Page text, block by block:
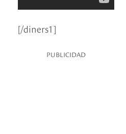
[/diners1]
PUBLICIDAD